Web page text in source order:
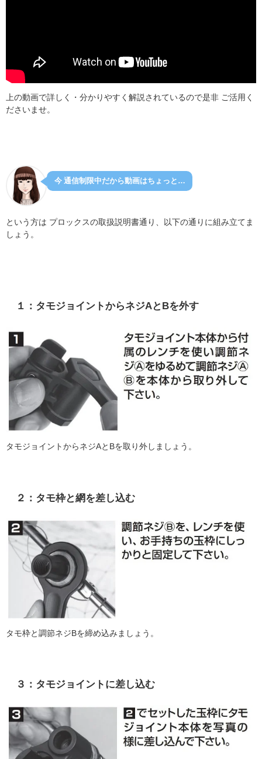
上の動画で詳しく・分かりやすく解説されているので是非 ご活用く
ださいませ。
今 通信制限中だから動画はちょっと…
という方は プロックスの取扱説明書通り、以下の通りに組み立てま
しょう。
１：タモジョイントからネジAとBを外す
タモジョイントからネジAとBを取り外しましょう。
２：タモ枠と網を差し込む
タモ枠と調節ネジBを締め込みましょう。
３：タモジョイントに差し込む